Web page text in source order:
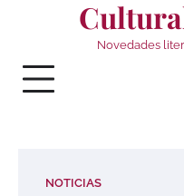
Novedades
NOTICIAS